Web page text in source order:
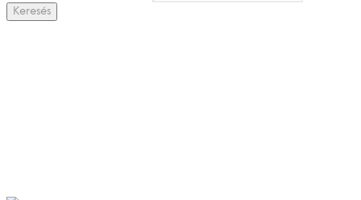
Tartozékok
Keresés